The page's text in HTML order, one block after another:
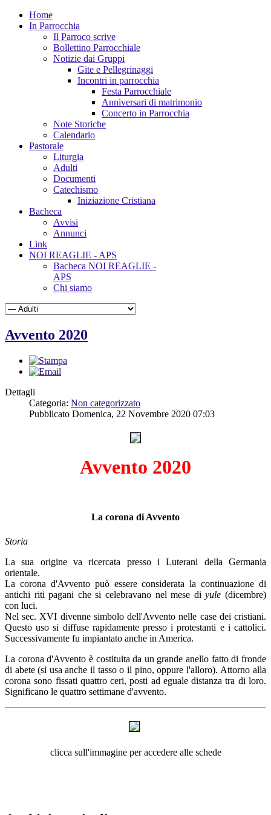
Home
In Parrocchia
Il Parroco scrive
Bollettino Parrocchiale
Notizie dai Gruppi
Gite e Pellegrinaggi
Incontri in parrocchia
Festa Parrocchiale
Anniversari di matrimonio
Concerto in Parrocchia
Note Storiche
Calendario
Pastorale
Liturgia
Adulti
Documenti
Catechismo
Iniziazione Cristiana
Bacheca
Avvisi
Annunci
Link
NOI REAGLIE - APS
Bacheca NOI REAGLIE -
APS
Chi siamo
Avvento 2020
Dettagli
Categoria: Non categorizzato
Pubblicato Domenica, 22 Novembre 2020 07:03
Avvento 2020
La corona di Avvento
Storia
La sua origine va ricercata presso i Luterani della Germania
orientale.
La corona d'Avvento può essere considerata la continuazione di
antichi riti pagani che si celebravano nel mese diyule (dicembre)
con luci.
Nel sec. XVI divenne simbolo dell'Avvento nelle case dei cristiani.
Questo uso si diffuse rapidamente presso i protestanti e i cattolici.
Successivamente fu impiantato anche in America.
La corona d'Avvento è costituita da un grande anello fatto di fronde
di abete (si usa anche il tasso o il pino, oppure l'alloro). Attorno alla
corona sono fissati quattro ceri, posti ad eguale distanza tra di loro.
Significano le quattro settimane d'avvento.
clicca sull'immagine per accedere alle schede